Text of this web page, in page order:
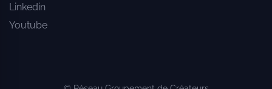
Linkedin
Youtube